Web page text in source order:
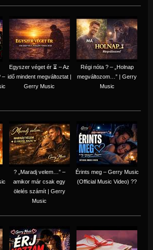
–
Egyszer véget ér ⏳ – Az
idő mindent megváltoztat |
Gerry Music
Régi nóta ? – „Holnap
megváltozom…” | Gerry
Music
? „Maradj velem…” –
amikor már csak egy
ölelés számít | Gerry
Music
Érints meg – Gerry Music
(Official Music Video) ??